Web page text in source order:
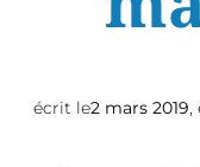
écrit le2 mars 2019,